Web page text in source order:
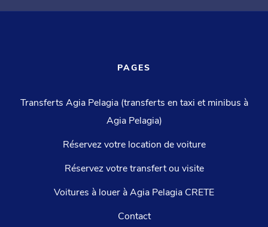
PAGES
Transferts Agia Pelagia (transferts en taxi et minibus à
Agia Pelagia)
Réservez votre location de voiture
Réservez votre transfert ou visite
Voitures à louer à Agia Pelagia CRETE
Contact